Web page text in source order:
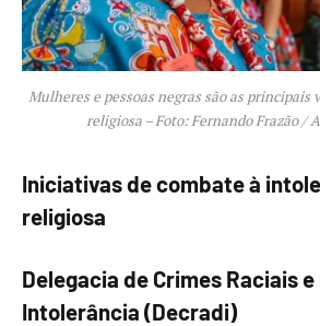
Mulheres e pessoas negras são as
religiosa – Foto: Fernando Frazão /
Iniciativas de combate à
religiosa
Delegacia de Crimes Raciais
Intolerância (Decradi)